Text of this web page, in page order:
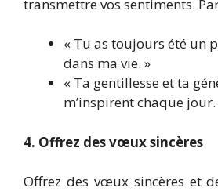
transmettre vos sentiments.
« Tu as toujours été un
dans ma vie. »
« Ta gentillesse et ta
m’inspirent chaque jour.
4. Offrez des vœux sincères
Offrez des vœux sincères et